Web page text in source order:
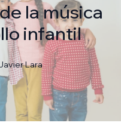
la música
infantil
Lara